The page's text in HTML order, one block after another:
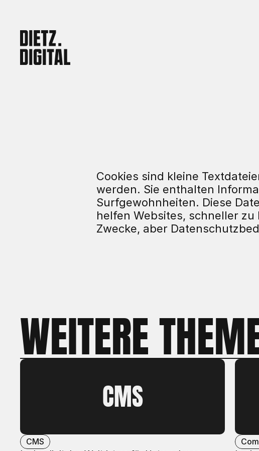
Cookies sind kleine
werden. Sie enthalten
Surfgewohnheiten. Diese
helfen Websites, schneller
Zwecke, aber
WEITERE
CMS
CMS